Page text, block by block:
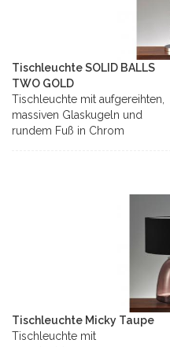
Tischleuchte SOLID BALLS
TWO GOLD
Tischleuchte mit aufgereihten,
massiven Glaskugeln und
rundem Fuß in Chrom
Tischleuchte Micky Taupe
Tischleuchte mit